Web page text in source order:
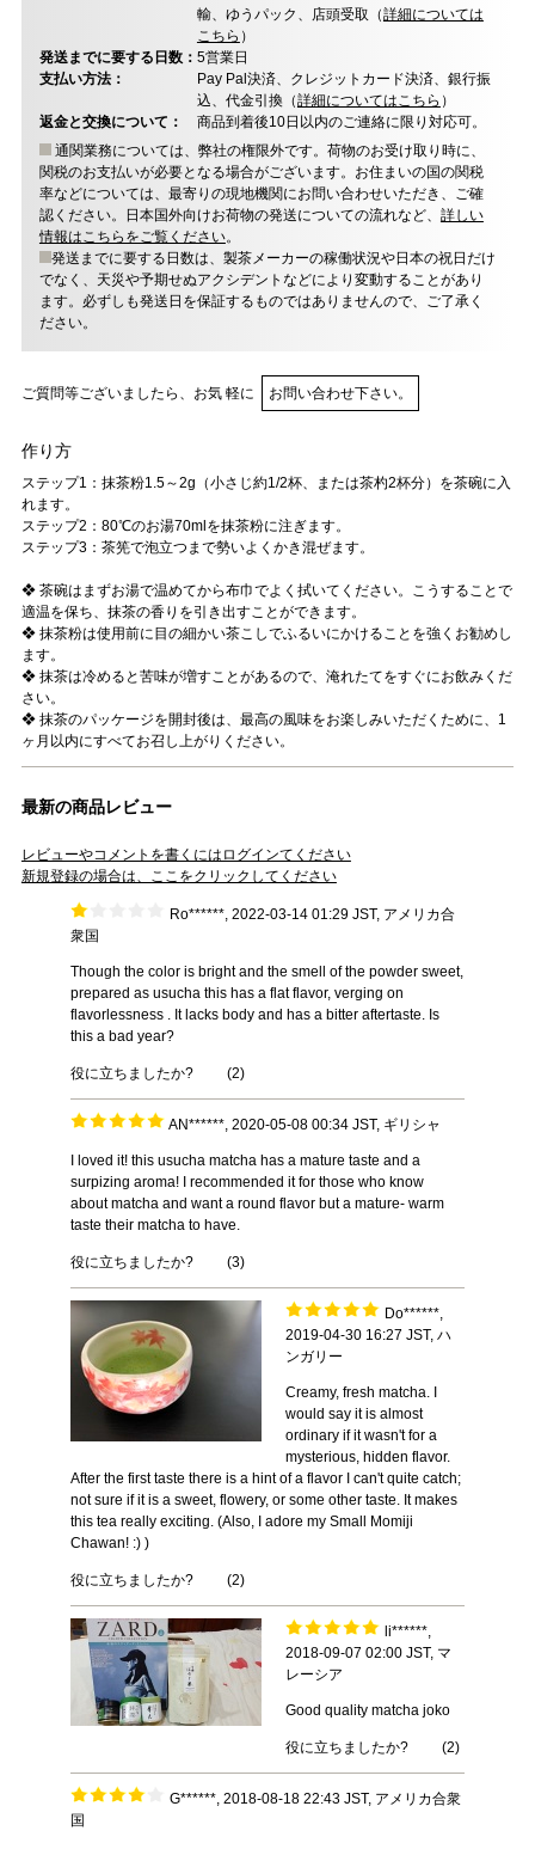
輸、ゆうパック、店頭受取（詳細については
こちら ）
発送までに要する日数： 5営業日
支払い方法：
Pay Pal決済、クレジットカード決済、銀行振
込、代金引換（詳細についてはこちら ）
返金と交換について：
商品到着後10日以内のご連絡に限り対応可。
通関業務については、弊社の権限外です。荷物のお受け取り時に、
関税のお支払いが必要となる場合がございます。お住まいの国の関税
率などについては、最寄りの現地機関にお問い合わせいただき、ご確
認ください。日本国外向けお荷物の発送についての流れなど、 詳しい
情報はこちらをご覧ください。
発送までに要する日数は、製茶メーカーの稼働状況や日本の祝日だけ
でなく、天災や予期せぬアクシデントなどにより変動することがあり
ます。必ずしも発送日を保証するものではありませんので、ご了承く
ださい。
ご質問等ございましたら、お気 軽に お問い合わせ下さい。
作り方
ステップ1：抹茶粉1.5～2g（小さじ約1/2杯、または茶杓2杯分）を茶碗に入
れます。
ステップ2：80℃のお湯70mlを抹茶粉に注ぎます。
ステップ3：茶筅で泡立つまで勢いよくかき混ぜます。
❖ 茶碗はまずお湯で温めてから布巾でよく拭いてください。こうすることで
適温を保ち、抹茶の香りを引き出すことができます。
❖ 抹茶粉は使用前に目の細かい茶こしでふるいにかけることを強くお勧めし
ます。
❖ 抹茶は冷めると苦味が増すことがあるので、淹れたてをすぐにお飲みくだ
さい。
❖ 抹茶のパッケージを開封後は、最高の風味をお楽しみいただくために、1
ヶ月以内にすべてお召し上がりください。
最新の商品レビュー
レビューやコメントを書くにはログインてください
新規登録の場合は、ここをクリックしてください
Ro******, 2022-03-14 01:29 JST, アメリカ合
衆国
Though the color is bright and the smell of the powder sweet,
prepared as usucha this has a flat flavor, verging on
flavorlessness . It lacks body and has a bitter aftertaste. Is
this a bad year?
役に立ちましたか? (2)
AN******, 2020-05-08 00:34 JST, ギリシャ
I loved it! this usucha matcha has a mature taste and a
surpizing aroma! I recommended it for those who know
about matcha and want a round flavor but a mature- warm
taste their matcha to have.
役に立ちましたか? (3)
Do******,
2019-04-30 16:27 JST, ハ
ンガリー
Creamy, fresh matcha. I
would say it is almost
ordinary if it wasn't for a
mysterious, hidden flavor.
After the first taste there is a hint of a flavor I can't quite catch;
not sure if it is a sweet, flowery, or some other taste. It makes
this tea really exciting. (Also, I adore my Small Momiji
Chawan! :) )
役に立ちましたか? (2)
li******,
2018-09-07 02:00 JST, マ
レーシア
Good quality matcha joko
役に立ちましたか? (2)
G******, 2018-08-18 22:43 JST, アメリカ合衆
国